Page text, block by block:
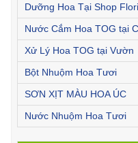
Dưỡng Hoa Tại Shop
Nước Cắm Hoa TOG tại
Xử Lý Hoa TOG tại Vườn
Bột Nhuộm Hoa Tươi
SƠN XỊT MÀU HOA ÚC
Nước Nhuộm Hoa Tươi